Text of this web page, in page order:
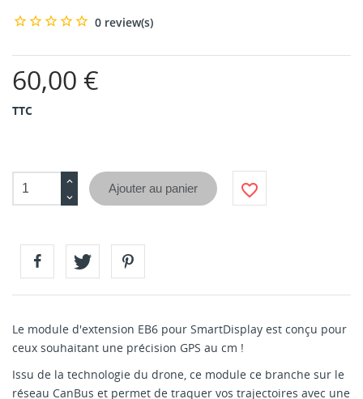
0 review(s)
60,00 €
TTC
Ajouter au panier favorite_border
Le module d'extension EB6 pour SmartDisplay est conçu pour
ceux souhaitant une précision GPS au cm !
Issu de la technologie du drone, ce module ce branche sur le
réseau CanBus et permet de traquer vos trajectoires avec une